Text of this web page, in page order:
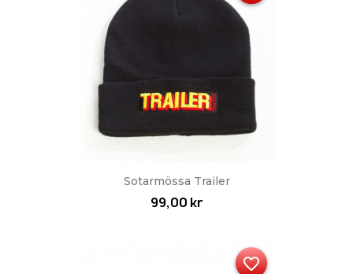
Sotarmössa Trailer
99,00 kr
favorite_border